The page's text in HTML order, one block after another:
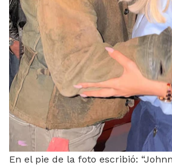
En el pie de la foto escribió: